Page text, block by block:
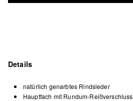
Details
natürlich genarbtes Rindsleder
Hauptfach mit Rundum-Reißverschluss